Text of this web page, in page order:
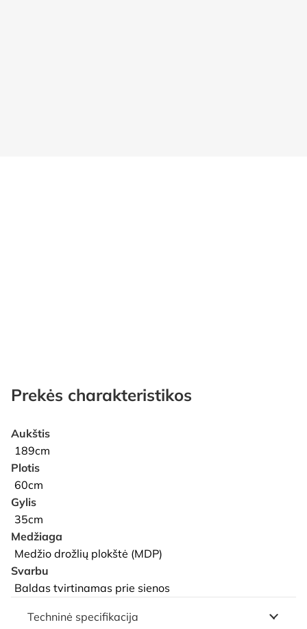
Prekės charakteristikos
Aukštis
189cm
Plotis
60cm
Gylis
35cm
Medžiaga
Medžio drožlių plokštė (MDP)
Svarbu
Baldas tvirtinamas prie sienos
Techninė specifikacija